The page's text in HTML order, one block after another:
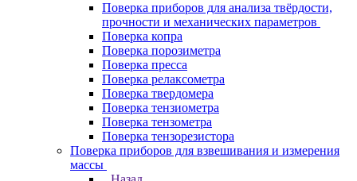
Поверка приборов для анализа твёрдости,
прочности и механических параметров
Поверка копра
Поверка порозиметра
Поверка пресса
Поверка релаксометра
Поверка твердомера
Поверка тензиометра
Поверка тензометра
Поверка тензорезистора
Поверка приборов для взвешивания и измерения
массы